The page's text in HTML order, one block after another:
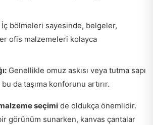
İç bölmeleri sayesinde, belgeler,
ofis malzemeleri kolayca
Genellikle omuz askısı veya tutma sapı
da taşıma konforunu artırır.
seçimi de oldukça önemlidir.
görünüm sunarken, kanvas çantalar